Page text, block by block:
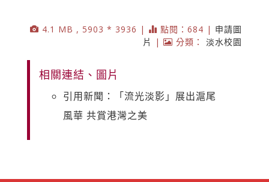
4.1 MB , 5903 * 3936 | 點閱：684 | 申請圖
片
| 分類： 淡水校園
相關連結、圖片
引用新聞：「流光淡影」展出滬尾
風華 共賞港灣之美